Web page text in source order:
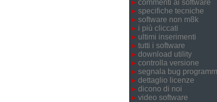
commenti ai software
specifiche tecniche
software non m8k
i più cliccati
ultimi inserimenti
tutti i software
download utility
controlla versione
segnala bug
dettaglio licenze
dicono di noi
video software